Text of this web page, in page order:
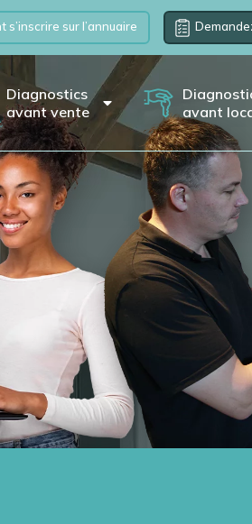
s’inscrire sur l’annuaire
Diagnostics
avant vente
avant